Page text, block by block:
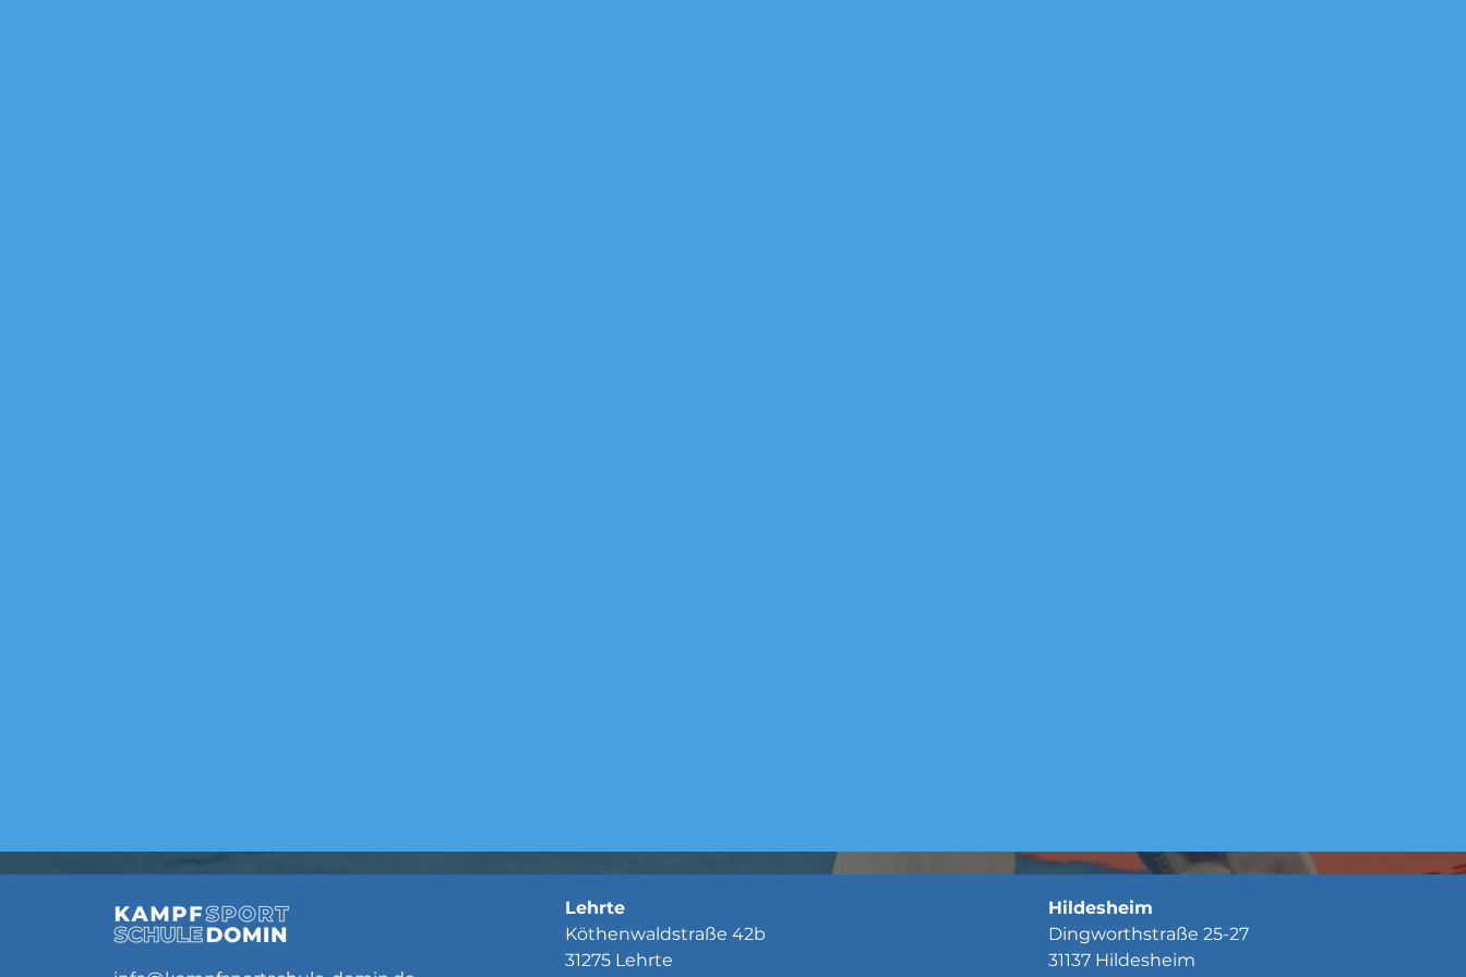
Lehrte
Köthenwaldstraße 42b
31275 Lehrte
Hildesheim
Dingworthstraße 25-27
31137 Hildesheim